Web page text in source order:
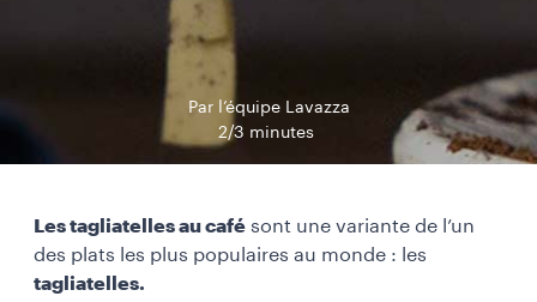
Par l’équipe Lavazza
2/3 minutes
Les tagliatelles au café sont une variante de l’un
des plats les plus populaires au monde : les
tagliatelles.